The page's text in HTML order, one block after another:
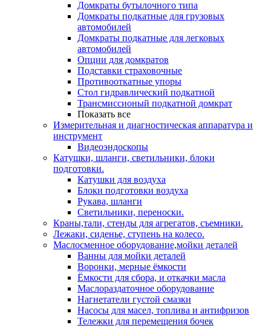
Домкраты бутылочного типа
Домкраты подкатные для грузовых
автомобилей
Домкраты подкатные для легковых
автомобилей
Опции для домкратов
Подставки страховочные
Противооткатные упоры
Стол гидравлический подкатной
Трансмиссионый подкатной домкрат
Показать все
Измерительная и диагностическая аппаратура и
инструмент
Видеоэндоскопы
Катушки, шланги, светильники, блоки
подготовки.
Катушки для воздуха
Блоки подготовки воздуха
Рукава, шланги
Светильники, переноски.
Краны,тали, стенды для агрегатов, съемники.
Лежаки, сиденье, ступень на колесо.
Маслосменное оборудование,мойки деталей
Ванны для мойки деталей
Воронки, мерные ёмкости
Ёмкости для сбора, и откачки масла
Маслораздаточное оборудование
Нагнетатели густой смазки
Насосы для масел, топлива и антифризов
Тележки для перемещения бочек